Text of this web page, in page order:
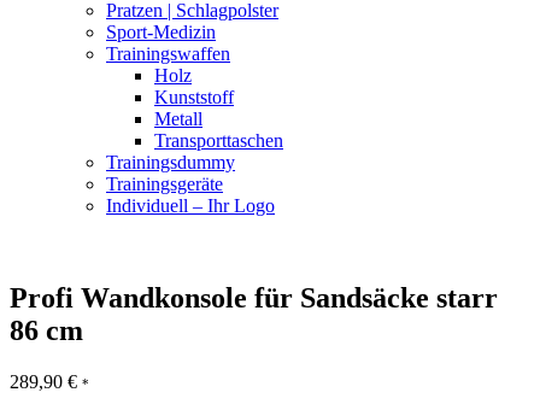
Pratzen | Schlagpolster
Sport-Medizin
Trainingswaffen
Holz
Kunststoff
Metall
Transporttaschen
Trainingsdummy
Trainingsgeräte
Individuell – Ihr Logo
Profi Wandkonsole für Sandsäcke starr
86 cm
289,90 € *